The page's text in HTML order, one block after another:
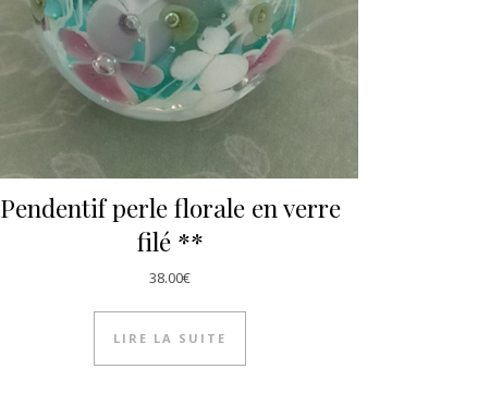
Pendentif perle florale en verre
filé **
38.00€
LIRE LA SUITE